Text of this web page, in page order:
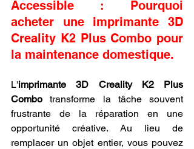
Accessible : Pourquoi
acheter une imprimante 3D
Creality K2 Plus Combo pour
la maintenance domestique.
L'imprimante 3D Creality K2 Plus
Combo transforme la tâche souvent
frustrante de la réparation en une
opportunité créative. Au lieu de
remplacer un objet entier, vous pouvez